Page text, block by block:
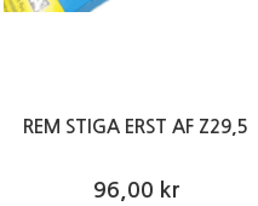
REM STIGA ERST AF Z29,5
96,00 kr